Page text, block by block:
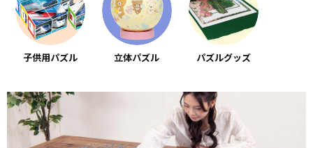
子供用パズル 立体パズル パズルグッズ